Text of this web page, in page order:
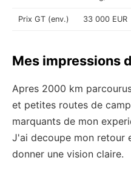
Prix GT (env.) 33 000 EUR
Mes impressions
Apres 2000 km
et petites routes de
marquants de mon
J'ai decoupe mon retour
donner une vision claire.